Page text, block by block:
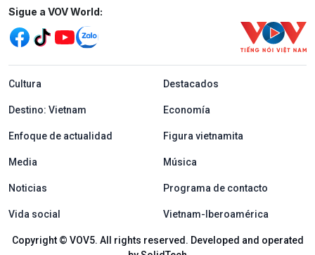
Mạng xã hội
Sigue a VOV World:
menu footer tiếng Tây ban nha
Cultura Destacados
Destino: Vietnam Economía
Enfoque de actualidad Figura vietnamita
Media Música
Noticias Programa de contacto
Vida social Vietnam-Iberoamérica
Copyright © VOV5. All rights reserved. Developed and operated